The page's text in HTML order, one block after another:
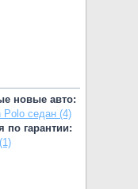
новые авто:
Polo седан (4)
по гарантии: